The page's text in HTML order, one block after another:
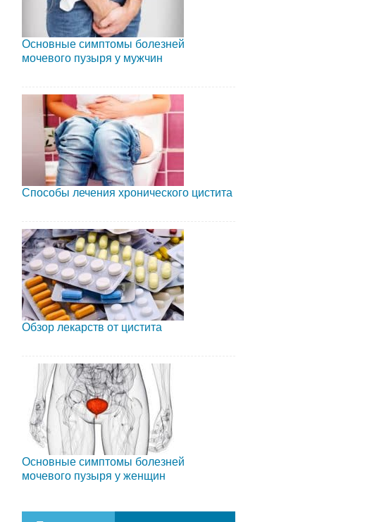
Основные симптомы болезней
мочевого пузыря у мужчин
Способы лечения хронического цистита
Обзор лекарств от цистита
Основные симптомы болезней
мочевого пузыря у женщин